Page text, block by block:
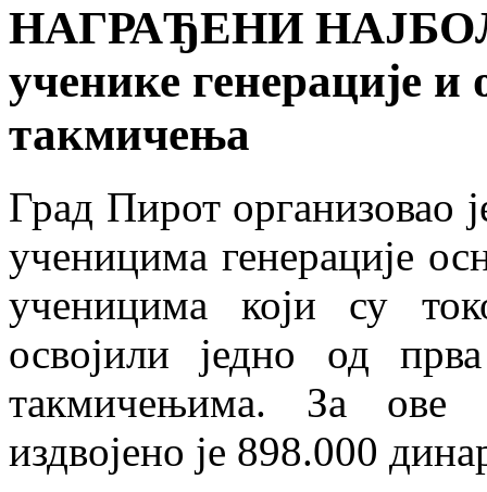
НАГРАЂЕНИ
ученике генерације и
такмичења
Град Пирот организовао
ученицима генерације
ученицима који су
освојили једно од
такмичењима. За ове
издвојено је 898.000